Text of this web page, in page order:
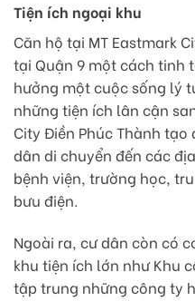
Tiện ích ngoại khu
Căn hộ tại MT Eastmark
tại Quận 9 một cách tinh
hưởng một cuộc sống lý
những tiện ích lân cận
City Điền Phúc Thành
dân di chuyển đến các
bệnh viện, trường học,
bưu điện.
Ngoài ra, cư dân còn có
khu tiện ích lớn như Khu
tập trung những công ty